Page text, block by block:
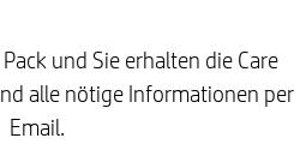
und Sie erhalten die Care
alle nötige Informationen per
Email.